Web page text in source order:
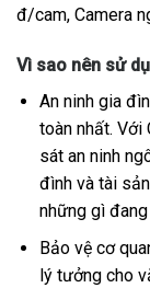
đ/cam, Camera
Vì sao nên sử
An ninh gia
toàn nhất. Với
sát an ninh
đình và tài
những gì
Bảo vệ cơ
lý tưởng cho